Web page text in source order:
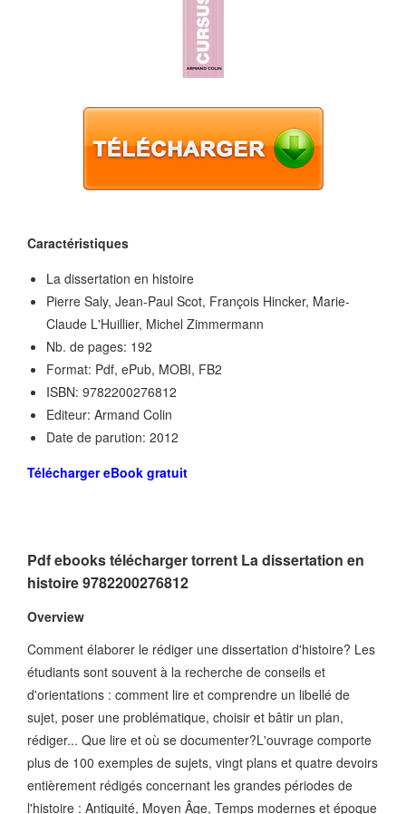
Caractéristiques
La dissertation en histoire
Pierre Saly, Jean-Paul Scot, François Hincker, Marie-
Claude L'Huillier, Michel Zimmermann
Nb. de pages: 192
Format: Pdf, ePub, MOBI, FB2
ISBN: 9782200276812
Editeur: Armand Colin
Date de parution: 2012
Télécharger eBook gratuit
Pdf ebooks télécharger torrent La dissertation en
histoire 9782200276812
Overview
Comment élaborer le rédiger une dissertation d'histoire? Les
étudiants sont souvent à la recherche de conseils et
d'orientations : comment lire et comprendre un libellé de
sujet, poser une problématique, choisir et bâtir un plan,
rédiger... Que lire et où se documenter?L'ouvrage comporte
plus de 100 exemples de sujets, vingt plans et quatre devoirs
entièrement rédigés concernant les grandes périodes de
l'histoire : Antiquité, Moyen Âge, Temps modernes et époque